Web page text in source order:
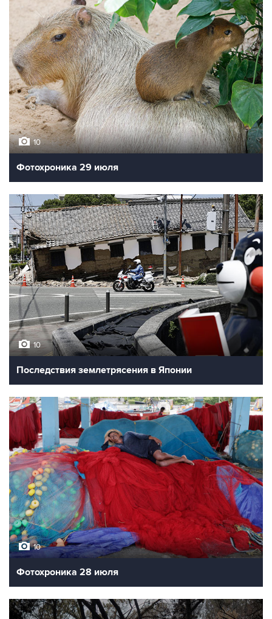
10
Фотохроника 29 июля
10
Последствия землетрясения в Японии
10
Фотохроника 28 июля